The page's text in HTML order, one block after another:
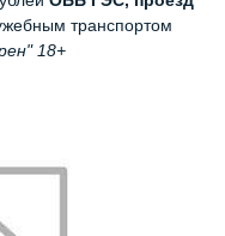
транспортом
18+